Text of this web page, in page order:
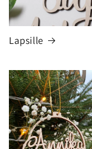
Lapsille